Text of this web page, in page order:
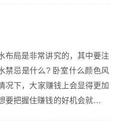
布局是非常讲究的，其中要注
卧室什么颜色风
把握住赚钱的好机会就不是